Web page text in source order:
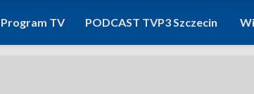
Program TV PODCAST TVP3 Szczecin